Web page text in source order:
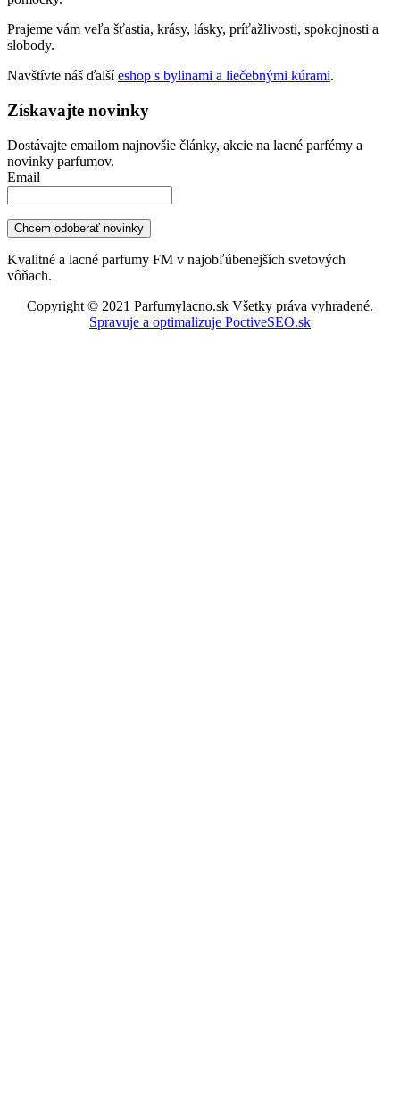
Prajeme vám veľa šťastia, krásy, lásky, príťažlivosti, spokojnosti a
slobody.
Navštívte náš ďalšíeshop s bylinami a liečebnými kúrami.
Získavajte novinky
Dostávajte emailom najnovšie články, akcie na lacné parfémy a
novinky parfumov.
Email
Kvalitné a lacné parfumy FM v najobľúbenejších svetových
vôňach.
Copyright © 2021 Parfumylacno.sk Všetky práva vyhradené.
Spravuje a optimalizuje PoctiveSEO.sk